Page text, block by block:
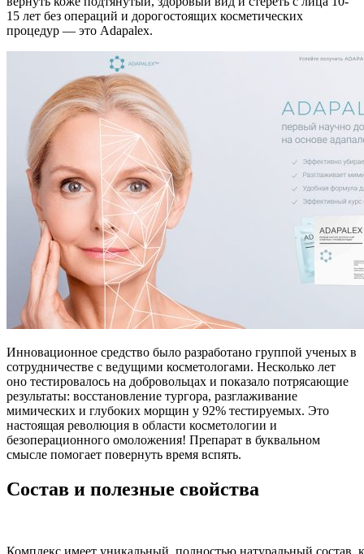
15 лет без операций и дорогостоящих косметических
процедур — это Adapalex.
Инновационное средство было разработано группой ученых в
сотрудничестве с ведущими косметологами. Несколько лет
оно тестировалось на добровольцах и показало потрясающие
результаты: восстановление тургора, разглаживание
мимических и глубоких морщин у 92% тестируемых. Это
настоящая революция в области косметологии и
безоперационного омоложения! Препарат в буквальном
смысле помогает повернуть время вспять.
Состав и полезные свойства
Комплекс имеет уникальный, полностью натуральный состав,